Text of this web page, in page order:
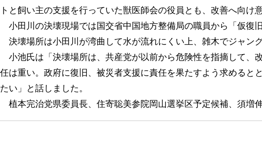
トと飼い主の支援を行っていた獣医師会の役員とも、改善へ向け
小田川の決壊現場では国交省中国地方整備局の職員から「仮復
決壊場所は小田川が湾曲して水が流れにくい上、雑木でジャン
小池氏は「決壊場所は、共産党が以前から危険性を指摘して、
任は重い。政府に復旧、被災者支援に責任を果たすよう求めると
たい」と話しました。
植本完治党県委員長、住寄聡美参院岡山選挙区予定候補、須増